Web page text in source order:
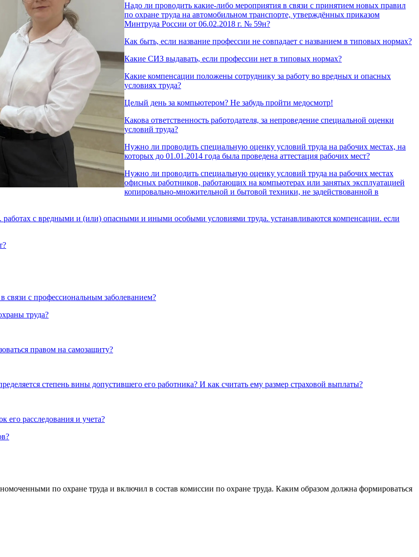
Надо ли проводить какие-либо мероприятия в связи с принятием новых правил
по охране труда на автомобильном транспорте, утверждённых приказом
Минтруда России от 06.02.2018 г. № 59н?
Как быть, если название профессии не совпадает с названием в типовых нормах?
Какие СИЗ выдавать, если профессии нет в типовых нормах?
Какие компенсации положены сотруднику за работу во вредных и опасных
условиях труда?
Целый день за компьютером? Не забудь пройти медосмотр!
Какова ответственность работодателя, за непроведение специальной оценки
условий труда?
Нужно ли проводить специальную оценку условий труда на рабочих местах, на
которых до 01.01.2014 года была проведена аттестация рабочих мест?
Нужно ли проводить специальную оценку условий труда на рабочих местах
офисных работников, работающих на компьютерах или занятых эксплуатацией
копировально-множительной и бытовой техники, не задействованной в
с вредными и (или) опасными и иными особыми условиями труда. устанавливаются компенсации. если
связи с профессиональным заболеванием?
труда?
правом на самозащиту?
степень вины допустившего его работника? И как считать ему размер страховой выплаты?
его расследования и учета?
по охране труда и включил в состав комиссии по охране труда. Каким образом должна формироваться